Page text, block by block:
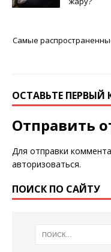
Самые
ОСТАВЬТЕ
Отправить
Для отправки
авторизоваться.
ПОИСК ПО САЙТУ